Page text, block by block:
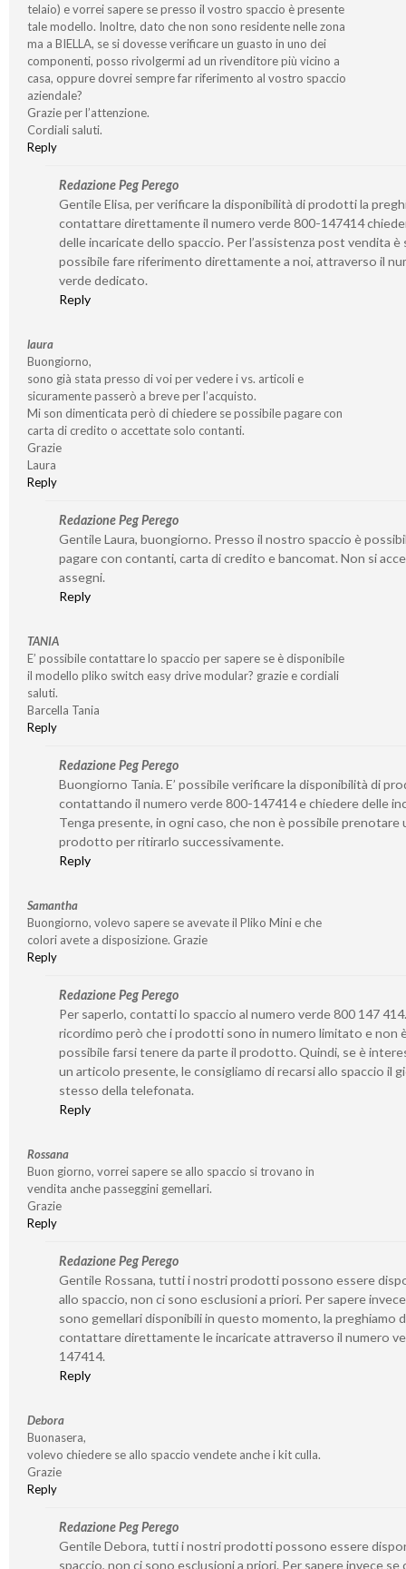
telaio) e vorrei sapere se presso il vostro spaccio è presente
tale modello. Inoltre, dato che non sono residente nelle zona
ma a BIELLA, se si dovesse verificare un guasto in uno dei
componenti, posso rivolgermi ad un rivenditore più vicino a
casa, oppure dovrei sempre far riferimento al vostro spaccio
aziendale?
Grazie per l’attenzione.
Cordiali saluti.
Reply
Redazione Peg Perego
Gentile Elisa, per verificare la disponibilità di prodotti la
contattare direttamente il numero verde 800-147414
delle incaricate dello spaccio. Per l’assistenza post vendita è
possibile fare riferimento direttamente a noi, attraverso il
verde dedicato.
Reply
laura
Buongiorno,
sono già stata presso di voi per vedere i vs. articoli e
sicuramente passerò a breve per l’acquisto.
Mi son dimenticata però di chiedere se possibile pagare con
carta di credito o accettate solo contanti.
Grazie
Laura
Reply
Redazione Peg Perego
Gentile Laura, buongiorno. Presso il nostro spaccio è
pagare con contanti, carta di credito e bancomat. Non si
assegni.
Reply
TANIA
E’ possibile contattare lo spaccio per sapere se è disponibile
il modello pliko switch easy drive modular? grazie e cordiali
saluti.
Barcella Tania
Reply
Redazione Peg Perego
Buongiorno Tania. E’ possibile verificare la disponibilità di
contattando il numero verde 800-147414 e chiedere delle
Tenga presente, in ogni caso, che non è possibile prenotare
prodotto per ritirarlo successivamente.
Reply
Samantha
Buongiorno, volevo sapere se avevate il Pliko Mini e che
colori avete a disposizione. Grazie
Reply
Redazione Peg Perego
Per saperlo, contatti lo spaccio al numero verde 800 147
ricordimo però che i prodotti sono in numero limitato e non
possibile farsi tenere da parte il prodotto. Quindi, se è
un articolo presente, le consigliamo di recarsi allo spaccio il
stesso della telefonata.
Reply
Rossana
Buon giorno, vorrei sapere se allo spaccio si trovano in
vendita anche passeggini gemellari.
Grazie
Reply
Redazione Peg Perego
Gentile Rossana, tutti i nostri prodotti possono essere
allo spaccio, non ci sono esclusioni a priori. Per sapere
sono gemellari disponibili in questo momento, la preghiamo
contattare direttamente le incaricate attraverso il numero
147414.
Reply
Debora
Buonasera,
volevo chiedere se allo spaccio vendete anche i kit culla.
Grazie
Reply
Redazione Peg Perego
Gentile Debora, tutti i nostri prodotti possono essere
spaccio, non ci sono esclusioni a priori. Per sapere invece se